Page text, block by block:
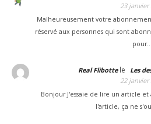
23 janvier
Malheureusement votre
réservé aux personnes qui sont
pour…
Real Flibottele
Les
22 janvier
Bonjour J'essaie de lire un article
l'article, ça ne